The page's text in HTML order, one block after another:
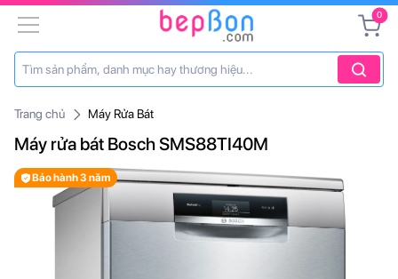
0
Trang chủ Máy Rửa Bát
Máy rửa bát Bosch SMS88TI40M
Bảo hành 3 năm